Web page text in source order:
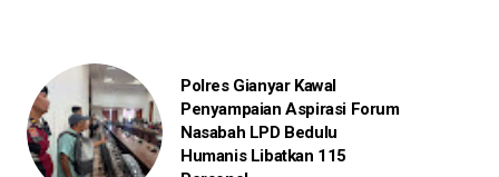
Polres Gianyar Kawal
Penyampaian Aspirasi Forum
Nasabah LPD Bedulu
Humanis Libatkan 115